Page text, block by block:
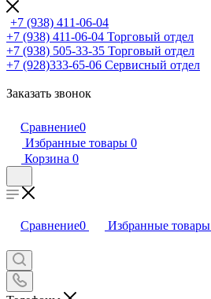
+7 (938) 411-06-04
+7 (938) 411-06-04 Торговый отдел
+7 (938) 505-33-35 Торговый отдел
+7 (928)333-65-06 Сервисный отдел
Заказать звонок
Сравнение0
Избранные товары 0
Корзина 0
Сравнение0 Избранные товары